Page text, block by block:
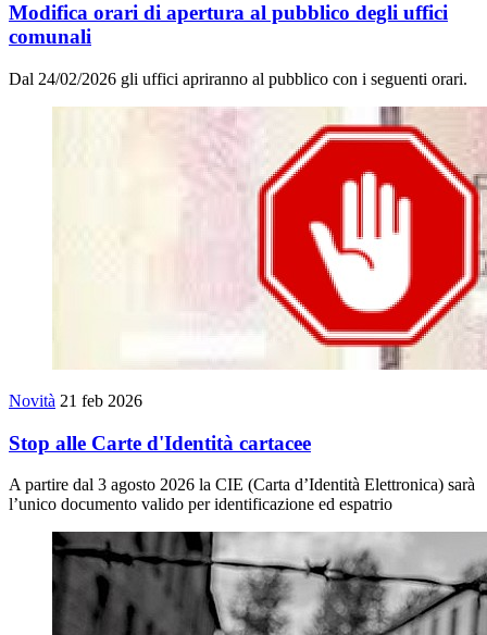
Modifica orari di apertura al pubblico degli uffici
comunali
Dal 24/02/2026 gli uffici apriranno al pubblico con i seguenti orari.
Novità 21 feb 2026
Stop alle Carte d'Identità cartacee
A partire dal 3 agosto 2026 la CIE (Carta d’Identità Elettronica) sarà
l’unico documento valido per identificazione ed espatrio